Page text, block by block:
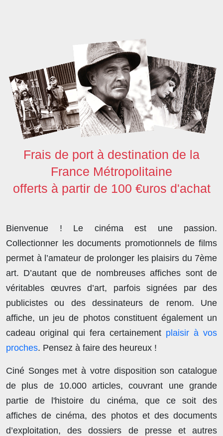
o
n
p
Frais de port à destination de la
France Métropolitaine
offerts à partir de 100 €uros d'achat
Bienvenue ! Le cinéma est une passion.
Collectionner les documents promotionnels de films
permet à l’amateur de prolonger les plaisirs du 7ème
art. D’autant que de nombreuses affiches sont de
véritables œuvres d’art, parfois signées par des
publicistes ou des dessinateurs de renom. Une
affiche, un jeu de photos constituent également un
cadeau original qui fera certainement plaisir à vos
proches. Pensez à faire des heureux !
Ciné Songes met à votre disposition son catalogue
de plus de 10.000 articles, couvrant une grande
partie de l'histoire du cinéma, que ce soit des
affiches de cinéma, des photos et des documents
d’exploitation, des dossiers de presse et autres